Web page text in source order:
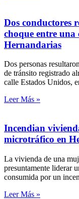
Dos conductores
choque entre
Hernandarias
Dos personas
de tránsito registrado
calle Estados Unidos,
Leer Más »
Incendian
microtráfico en
La vivienda de una
presuntamente liderar
consumida por un
Leer Más »